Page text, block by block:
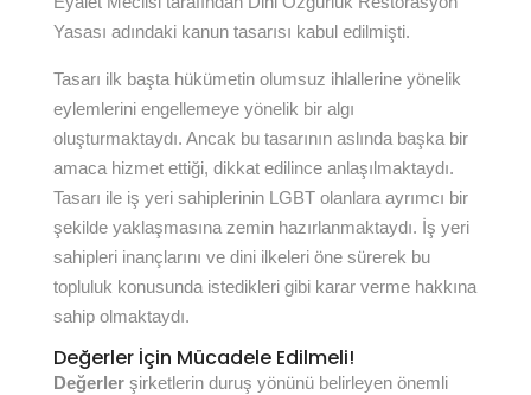
Yasası adındaki kanun tasarısı kabul edilmişti.
Tasarı ilk başta hükümetin olumsuz ihlallerine yönelik
eylemlerini engellemeye yönelik bir algı
oluşturmaktaydı. Ancak bu tasarının aslında başka bir
amaca hizmet ettiği, dikkat edilince anlaşılmaktaydı.
Tasarı ile iş yeri sahiplerinin LGBT olanlara ayrımcı bir
şekilde yaklaşmasına zemin hazırlanmaktaydı. İş yeri
sahipleri inançlarını ve dini ilkeleri öne sürerek bu
topluluk konusunda istedikleri gibi karar verme hakkına
sahip olmaktaydı.
Değerler İçin Mücadele Edilmeli!
Değerler şirketlerin duruş yönünü belirleyen önemli